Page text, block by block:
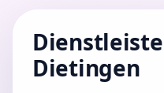
Dietingen